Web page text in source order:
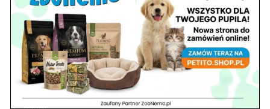
Z Życia Sklepu
Petito Pet Shop – Internetowy Sklep Zoologiczny
Online! Wszystko Dla Twojego Pupila | ZooNemo